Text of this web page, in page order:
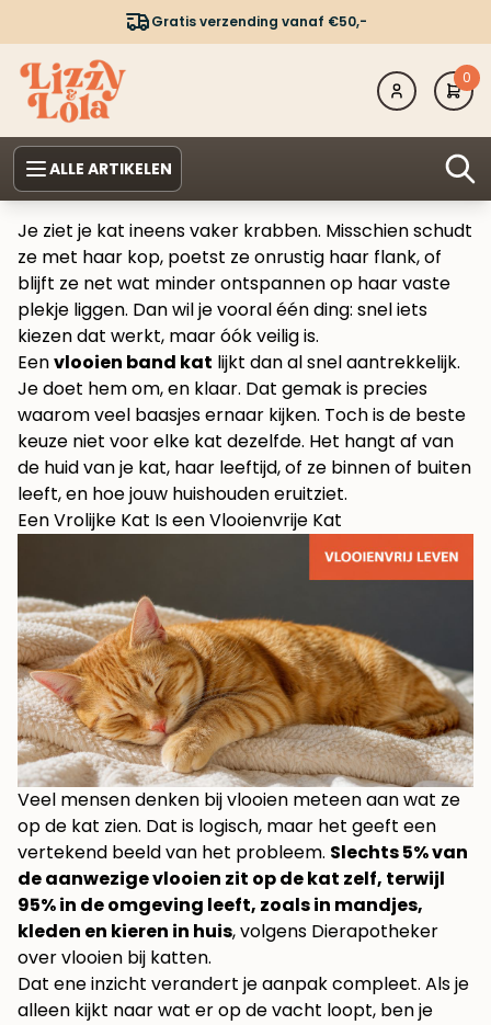
Gratis verzending vanaf €50,-
0
ALLE ARTIKELEN
Je ziet je kat ineens vaker krabben. Misschien schudt
ze met haar kop, poetst ze onrustig haar flank, of
blijft ze net wat minder ontspannen op haar vaste
plekje liggen. Dan wil je vooral één ding: snel iets
kiezen dat werkt, maar óók veilig is.
Eenvlooien band kat lijkt dan al snel aantrekkelijk.
Je doet hem om, en klaar. Dat gemak is precies
waarom veel baasjes ernaar kijken. Toch is de beste
keuze niet voor elke kat dezelfde. Het hangt af van
de huid van je kat, haar leeftijd, of ze binnen of buiten
leeft, en hoe jouw huishouden eruitziet.
Een Vrolijke Kat Is een Vlooienvrije Kat
Veel mensen denken bij vlooien meteen aan wat ze
op de kat zien. Dat is logisch, maar het geeft een
vertekend beeld van het probleem. Slechts 5% van
de aanwezige vlooien zit op de kat zelf, terwijl
95% in de omgeving leeft, zoals in mandjes,
kleden en kieren in huis, volgens Dierapotheker
over vlooien bij katten.
Dat ene inzicht verandert je aanpak compleet. Als je
alleen kijkt naar wat er op de vacht loopt, ben je